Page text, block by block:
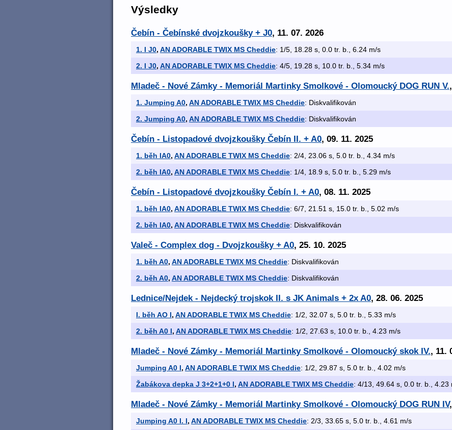
Výsledky
Čebín - Čebínské dvojzkoušky + J0, 11. 07. 2026
1. I J0, AN ADORABLE TWIX MS Cheddie: 1/5, 18.28 s, 0.0 tr. b., 6.24 m/s
2. I J0, AN ADORABLE TWIX MS Cheddie: 4/5, 19.28 s, 10.0 tr. b., 5.34 m/s
Mladeč - Nové Zámky - Memoriál Martinky Smolkové - Olomoucký DOG RUN V.
1. Jumping A0, AN ADORABLE TWIX MS Cheddie: Diskvalifikován
2. Jumping A0, AN ADORABLE TWIX MS Cheddie: Diskvalifikován
Čebín - Listopadové dvojzkoušky Čebín II. + A0, 09. 11. 2025
1. běh IA0, AN ADORABLE TWIX MS Cheddie: 2/4, 23.06 s, 5.0 tr. b., 4.34 m/s
2. běh IA0, AN ADORABLE TWIX MS Cheddie: 1/4, 18.9 s, 5.0 tr. b., 5.29 m/s
Čebín - Listopadové dvojzkoušky Čebín I. + A0, 08. 11. 2025
1. běh IA0, AN ADORABLE TWIX MS Cheddie: 6/7, 21.51 s, 15.0 tr. b., 5.02 m/s
2. běh IA0, AN ADORABLE TWIX MS Cheddie: Diskvalifikován
Valeč - Complex dog - Dvojzkoušky + A0, 25. 10. 2025
1. běh A0, AN ADORABLE TWIX MS Cheddie: Diskvalifikován
2. běh A0, AN ADORABLE TWIX MS Cheddie: Diskvalifikován
Lednice/Nejdek - Nejdecký trojskok II. s JK Animals + 2x A0, 28. 06. 2025
I. běh AO I, AN ADORABLE TWIX MS Cheddie: 1/2, 32.07 s, 5.0 tr. b., 5.33 m/s
2. běh A0 I, AN ADORABLE TWIX MS Cheddie: 1/2, 27.63 s, 10.0 tr. b., 4.23 m/s
Mladeč - Nové Zámky - Memoriál Martinky Smolkové - Olomoucký skok IV., 11.
Jumping A0 I, AN ADORABLE TWIX MS Cheddie: 1/2, 29.87 s, 5.0 tr. b., 4.02 m/s
Žabákova depka J 3+2+1+0 I, AN ADORABLE TWIX MS Cheddie: 4/13, 49.64 s, 0.0 tr. b., 4.23
Mladeč - Nové Zámky - Memoriál Martinky Smolkové - Olomoucký DOG RUN IV
Jumping A0 I. I, AN ADORABLE TWIX MS Cheddie: 2/3, 33.65 s, 5.0 tr. b., 4.61 m/s